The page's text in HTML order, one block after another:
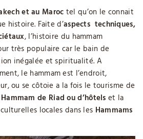
et au Maroc tel qu’on le connait
histoire. Faite d’aspects techniques,
, l’histoire du hammam
très populaire car le bain de
inégalée et spiritualité. A
le hammam est l’endroit,
ou se côtoie a la fois le tourisme de
de Riad ou d’hôtels et la
locales dans les Hammams